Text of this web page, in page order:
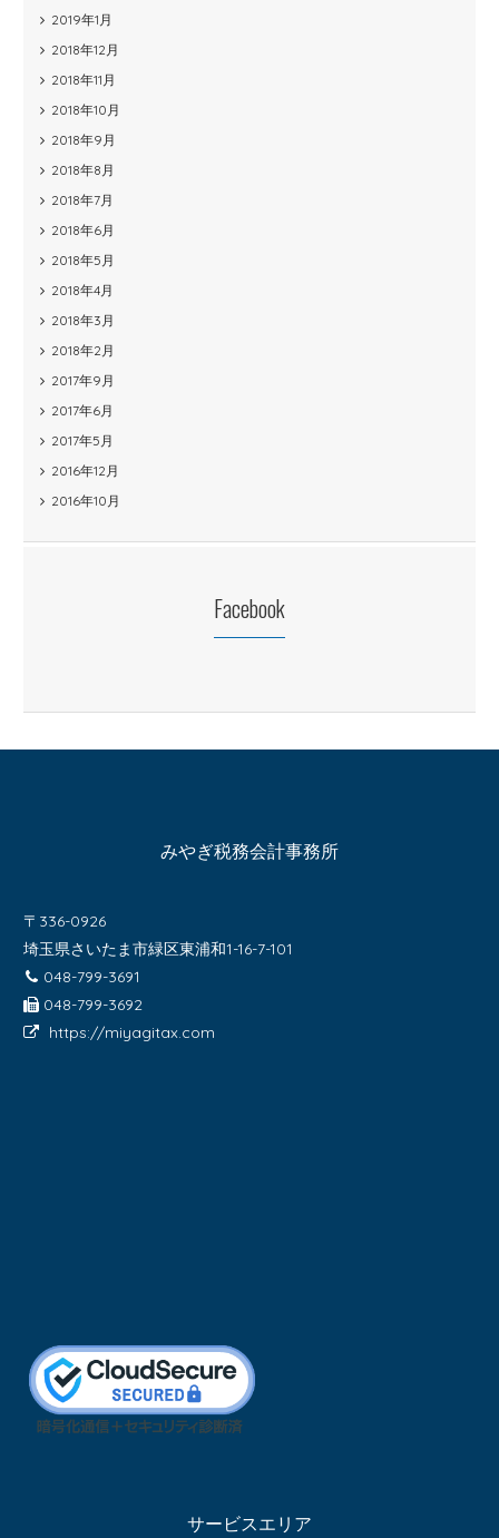
2019年1月
2018年12月
2018年11月
2018年10月
2018年9月
2018年8月
2018年7月
2018年6月
2018年5月
2018年4月
2018年3月
2018年2月
2017年9月
2017年6月
2017年5月
2016年12月
2016年10月
Facebook
みやぎ税務会計事務所
〒336-0926
埼玉県さいたま市緑区東浦和1-16-7-101
048-799-3691
048-799-3692
https://miyagitax.com
サービスエリア